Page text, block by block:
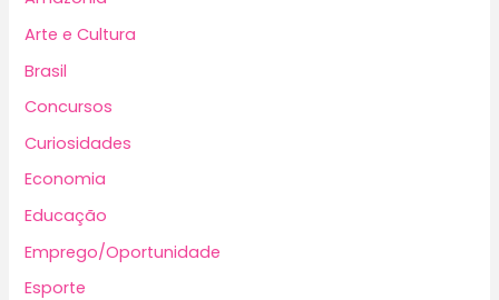
Arte e Cultura
Brasil
Concursos
Curiosidades
Economia
Educação
Emprego/Oportunidade
Esporte